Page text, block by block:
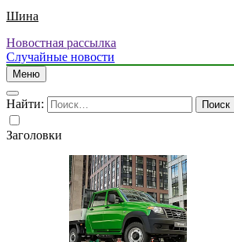
Шина
Новостная рассылка
Случайные новости
Меню
Найти:
Заголовки